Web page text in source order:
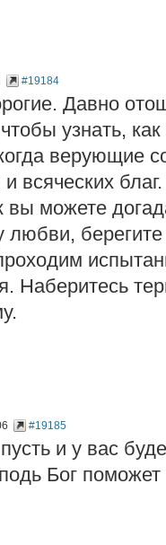
#19184
Давно
узнать,
верующие
всяческих
вы можете
берегите
Наберитесь
#19185
и у вас
Бог поможет